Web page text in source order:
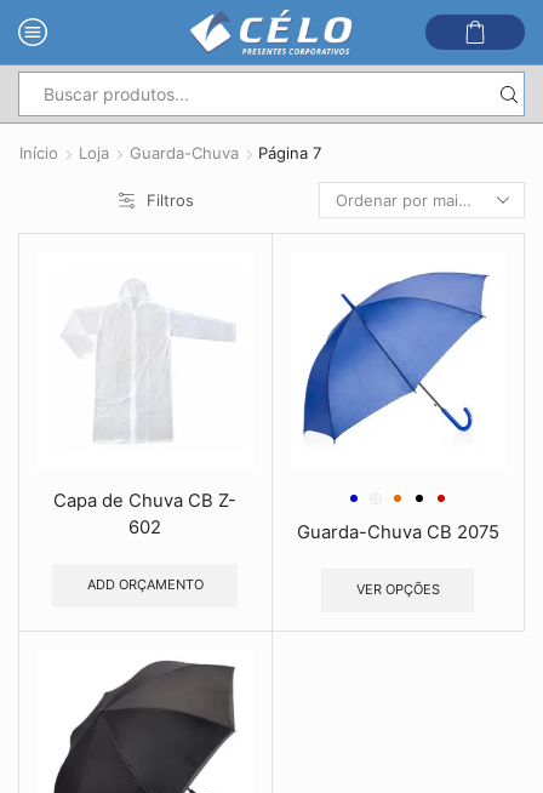
de
pesquisa
Início Loja Guarda-Chuva Página 7
Filtros
Capa de Chuva CB Z-
602
ADD ORÇAMENTO
Guarda-Chuva CB 2075
VER OPÇÕES